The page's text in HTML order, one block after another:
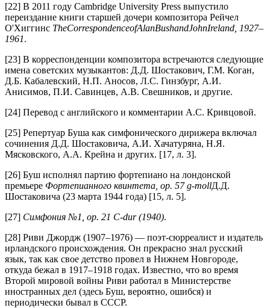
[22] В 2011 году Cambridge University Press выпустило
переиздание книги старшей дочери композитора Рейчел
О'Хиггинс TheCorrespondenceofAlanBushandJohnIreland , 1927–
1961.
[23] В корреспонденции композитора встречаются следующие
имена советских музыкантов: Д.Д. Шостакович, Г.М. Коган,
Д.Б. Кабалевский, Н.П. Аносов, Л.С. Гинзбург, А.И.
Анисимов, П.И. Савинцев, А.В. Свешников, и другие.
[24] Перевод с английского и комментарии А.С. Кривцовой.
[25] Репертуар Буша как симфонического дирижера включал
сочинения Д.Д. Шостаковича, А.И. Хачатуряна, Н.Я.
Мясковского, А.А. Крейна и других. [17, л. 3].
[26] Буш исполнял партию фортепиано на лондонской
премьере Фортепианного квинтета, ор. 57g-mollД.Д.
Шостаковича (23 марта 1944 года) [15, л. 5].
[27] Симфония №1, ор. 21 C-dur(1940).
[28] Риви Джордж (1907–1976) — поэт-сюрреалист и издатель
ирландского происхождения. Он прекрасно знал русский
язык, так как свое детство провел в Нижнем Новгороде,
откуда бежал в 1917–1918 годах. Известно, что во время
Второй мировой войны Риви работал в Министерстве
иностранных дел (здесь Буш, вероятно, ошибся) и
периодически бывал в СССР.